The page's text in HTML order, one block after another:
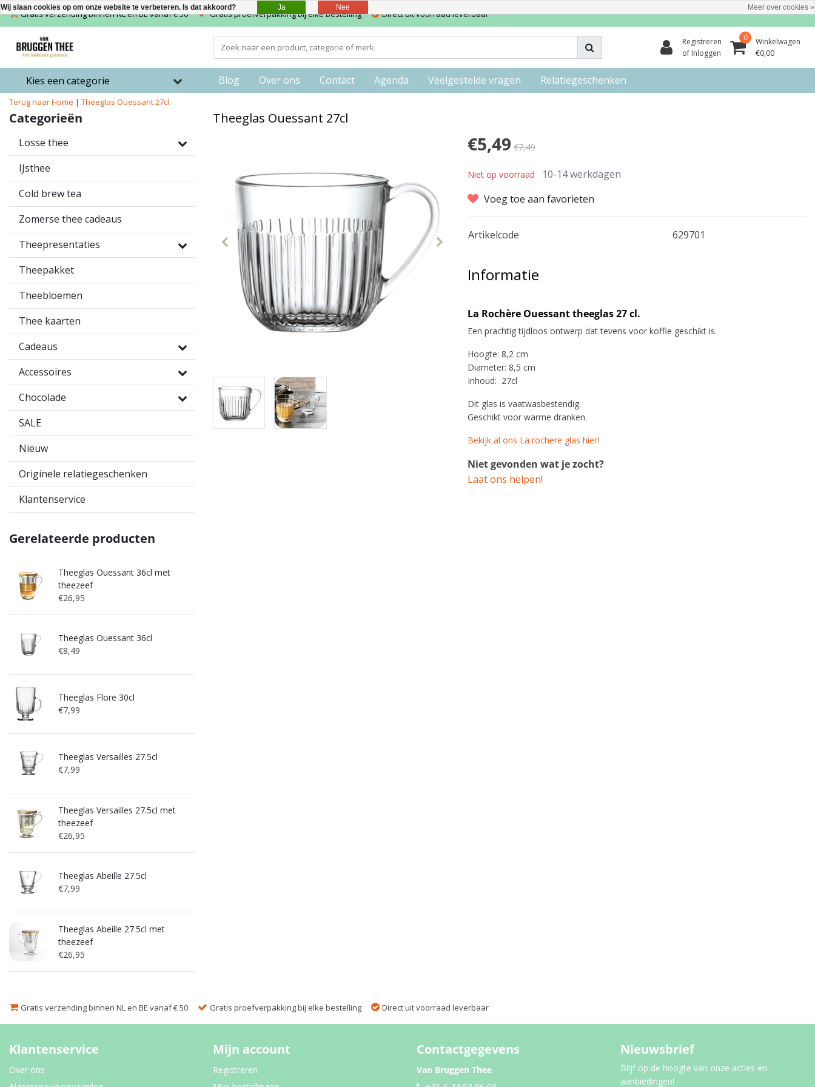
Gratis verzending binnen NL en BE vanaf € 50 Gratis proefverpakking bij elke bestelling Direct uit voorraad leverbaar
Registreren
of Inloggen
0
Winkelwagen
€0,00
Kies een categorie Blog Over ons Contact Agenda Veelgestelde vragen Relatiegeschenken
Terug naar Home | Theeglas Ouessant 27cl
Categorieën
Losse thee
IJsthee
Cold brew tea
Zomerse thee cadeaus
Theepresentaties
Theepakket
Theebloemen
Thee kaarten
Cadeaus
Accessoires
Chocolade
SALE
Nieuw
Originele relatiegeschenken
Klantenservice
Gerelateerde producten
Theeglas Ouessant 36cl met
theezeef
€26,95
Theeglas Ouessant 36cl
€8,49
Theeglas Flore 30cl
€7,99
Theeglas Versailles 27.5cl
€7,99
Theeglas Versailles 27.5cl met
theezeef
€26,95
Theeglas Abeille 27.5cl
€7,99
Theeglas Abeille 27.5cl met
theezeef
€26,95
Theeglas Ouessant 27cl
€5,49 €7,49
Niet op voorraad
10-14 werkdagen
Voeg toe aan favorieten
Artikelcode 629701
Informatie
La Rochère Ouessant theeglas 27 cl.
Een prachtig tijdloos ontwerp dat tevens voor koffie geschikt is.
Hoogte: 8,2 cm
Diameter: 8,5 cm
Inhoud: 27cl
Dit glas is vaatwasbestendig.
Geschikt voor warme dranken.
Bekijk al ons La rochere glas hier!
Niet gevonden wat je zocht?
Laat ons helpen!
Gratis verzending binnen NL en BE vanaf € 50 Gratis proefverpakking bij elke bestelling Direct uit voorraad leverbaar
Klantenservice
Over ons
Mijn account
Registreren
Contactgegevens
Van Bruggen Thee
Nieuwsbrief
Blijf op de hoogte van onze acties en
aanbiedingen!
Wij slaan cookies op om onze website te verbeteren. Is dat akkoord? Ja Nee Meer over cookies »